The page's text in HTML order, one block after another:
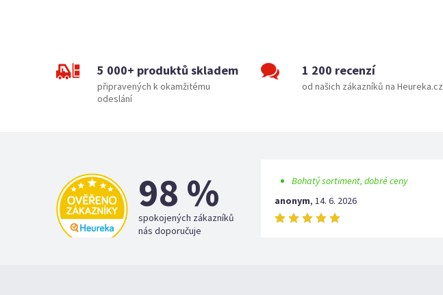
5 000+ produktů skladem
připravených k okamžitému
odeslání
1 200 recenzí
od našich zákazníků na Heureka.cz
98 %
spokojených zákazníků
nás doporučuje
Bohatý sortiment, dobré ceny
anonym, 14. 6. 2026